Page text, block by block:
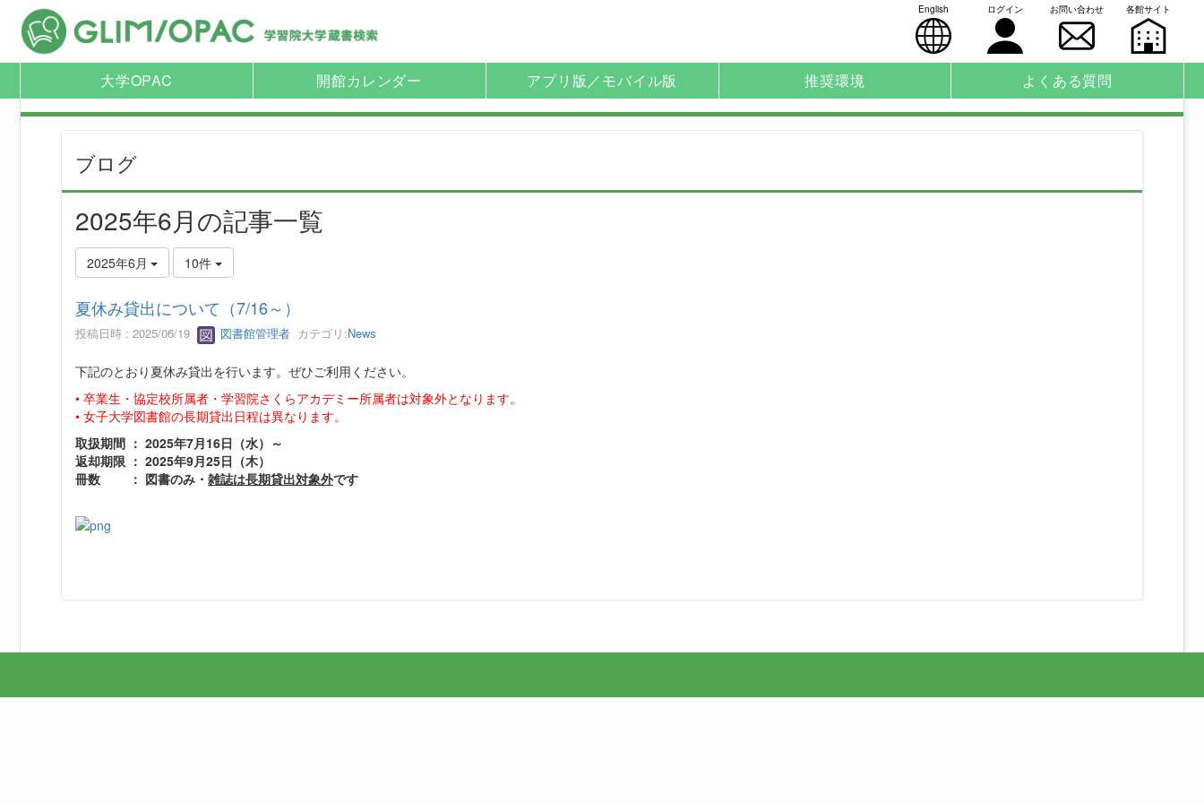
English ログイン お問い合わせ 各館サイト
大学OPAC 開館カレンダー アプリ版／モバイル版 推奨環境 よくある質問
ブログ
2025年6月の記事一覧
2025年6月 10件
夏休み貸出について（7/16～）
投稿日時 : 2025/06/19 図書館管理者 カテゴリ:News
下記のとおり夏休み貸出を行います。ぜひご利用ください。
• 卒業生・協定校所属者・学習院さくらアカデミー所属者は対象外となります。
• 女子大学図書館の長期貸出日程は異なります。
取扱期間 ： 2025年7月16日（水）～
返却期限 ： 2025年9月25日（木）
冊数 ： 図書のみ・ 雑誌は長期貸出対象外です